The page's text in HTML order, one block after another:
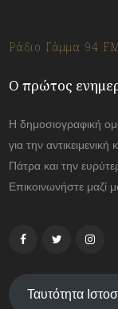
Ράδιο Γάμμα 94
Ο πρώτος
Η δημοσιογραφική
για την
Πάτρα και την
Επικοινωνήστε
Ταυτότητα